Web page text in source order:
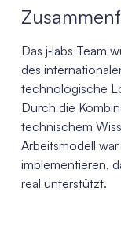
Das j‑labs Team
des
technologische
Durch die
technischem
Arbeitsmodell
implementieren,
real unterstützt.